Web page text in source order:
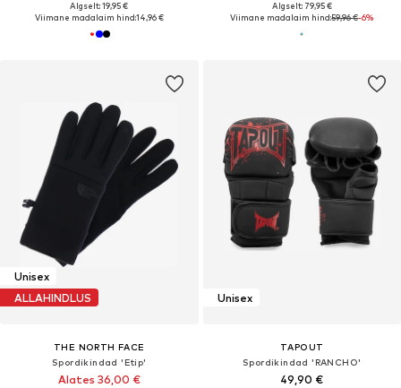
Algselt: 19,95 €
Viimane madalaim hind:14,96 €
Algselt: 79,95 €
Viimane madalaim hind:59,96 €-6%
Unisex
ALLAHINDLUS
THE NORTH FACE
Spordikindad 'Etip'
Alates 36,00 €
Unisex
TAPOUT
Spordikindad 'RANCHO'
49,90 €